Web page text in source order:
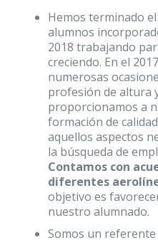
Hemos terminado
alumnos
2018 trabajando
creciendo. En el
numerosas
profesión de altura
proporcionamos a
formación de
aquellos aspectos
la búsqueda de
Contamos con
diferentes
objetivo es
nuestro alumnado.
Somos un